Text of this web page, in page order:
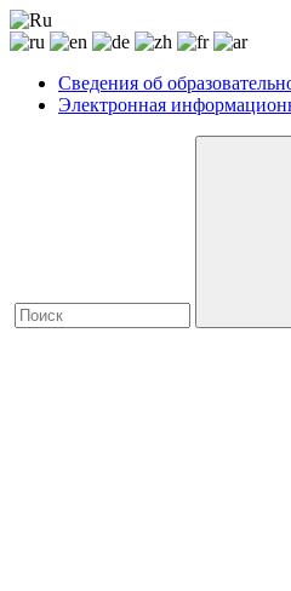
Сведения об
Электронная